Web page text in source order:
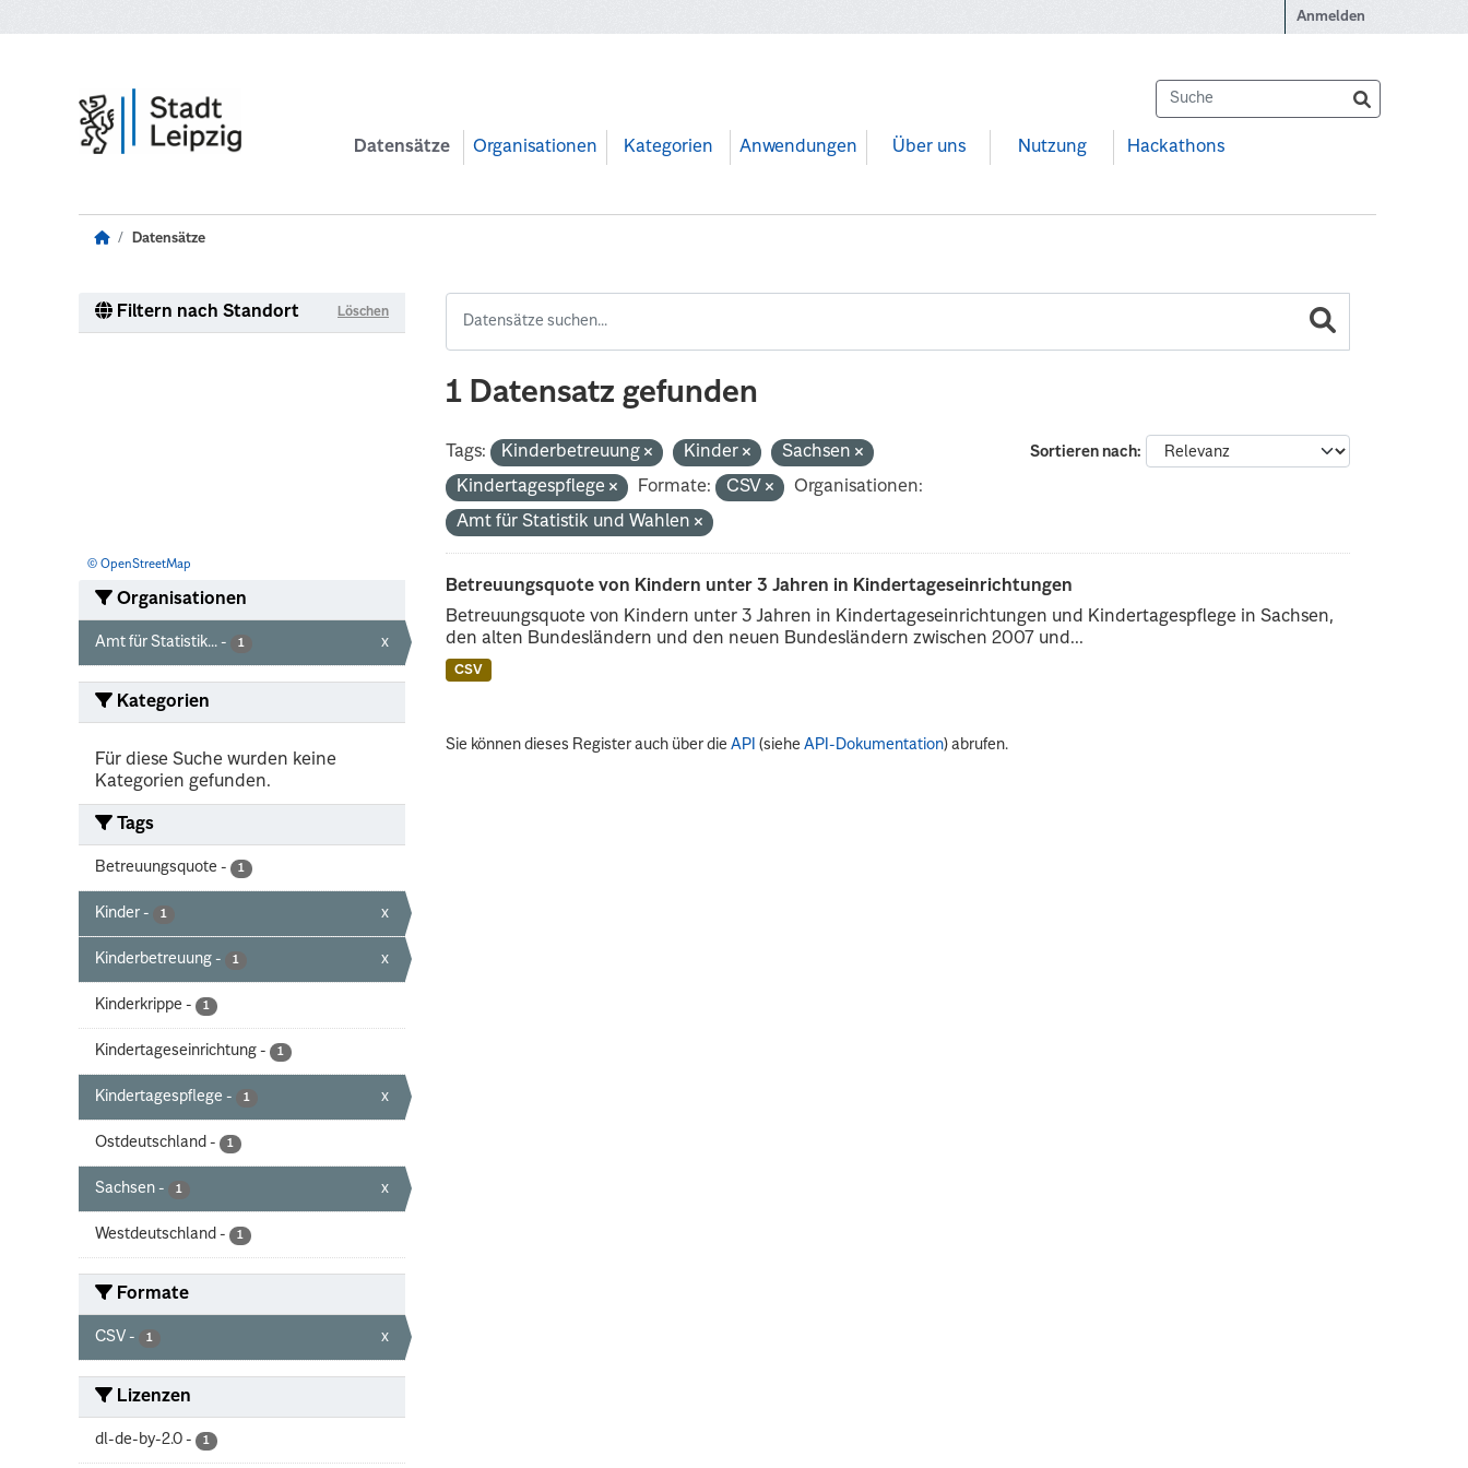
Anmelden
Datensätze Organisationen Kategorien Anwendungen Über uns Nutzung Hackathons
Datensätze
Filtern nach Standort Löschen
© OpenStreetMap
Organisationen
Amt für Statistik... - 1 x
Kategorien
Für diese Suche wurden keine
Kategorien gefunden.
Tags
Betreuungsquote - 1
Kinder - 1 x
Kinderbetreuung - 1 x
Kinderkrippe - 1
Kindertageseinrichtung - 1
Kindertagespflege - 1 x
Ostdeutschland - 1
Sachsen - 1 x
Westdeutschland - 1
Formate
CSV - 1 x
Lizenzen
dl-de-by-2.0 - 1
1 Datensatz gefunden
Sortieren nach
Tags: Kinderbetreuung Kinder
Sachsen
Kindertagespflege
Formate: CSV
Organisationen:
Amt für Statistik und Wahlen
Betreuungsquote von Kindern unter 3 Jahren in Kindertageseinrichtungen
Betreuungsquote von Kindern unter 3 Jahren in Kindertageseinrichtungen und Kindertagespflege in Sachsen,
den alten Bundesländern und den neuen Bundesländern zwischen 2007 und...
CSV
Sie können dieses Register auch über dieAPI (sieheAPI-Dokumentation) abrufen.